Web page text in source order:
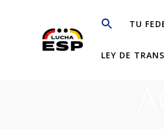
contenido
TU
LEY DE